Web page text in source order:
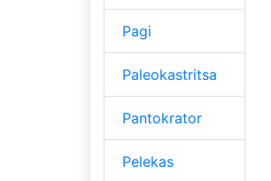
Pagi
Paleokastritsa
Pantokrator
Pelekas